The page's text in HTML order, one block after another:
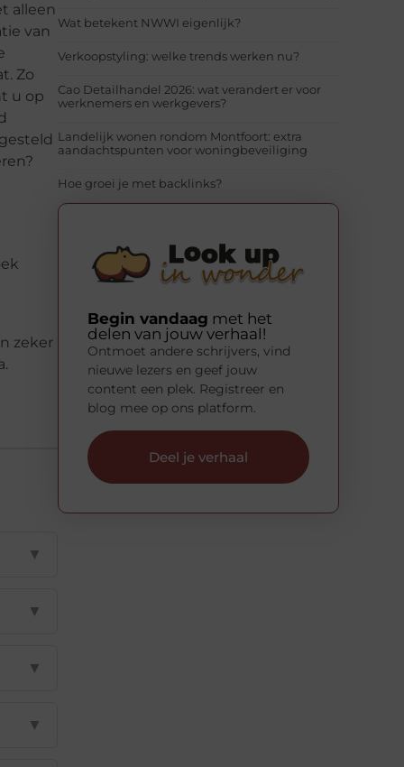
alleen
van
Zo
u op
zeker
▼
▼
▼
▼
Wat betekent NWWI eigenlijk?
Verkoopstyling: welke trends werken nu?
Cao Detailhandel 2026: wat verandert er voor
werknemers en werkgevers?
Landelijk wonen rondom Montfoort: extra
aandachtspunten voor woningbeveiliging
Hoe groei je met backlinks?
Begin vandaag met het
delen van jouw verhaal!
Ontmoet andere schrijvers, vind
nieuwe lezers en geef jouw
content een plek. Registreer en
blog mee op ons platform.
Deel je verhaal